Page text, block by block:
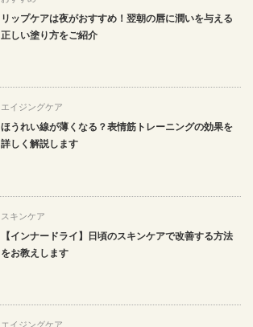
リップケアは夜がおすすめ！翌朝の唇に潤いを与える
正しい塗り方をご紹介
エイジングケア
ほうれい線が薄くなる？表情筋トレーニングの効果を
詳しく解説します
スキンケア
【インナードライ】日頃のスキンケアで改善する方法
をお教えします
エイジングケア